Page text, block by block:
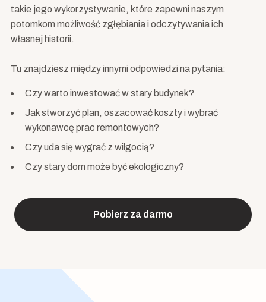
takie jego wykorzystywanie, które zapewni naszym
potomkom możliwość zgłębiania i odczytywania ich
własnej historii.
Tu znajdziesz między innymi odpowiedzi na pytania:
Czy warto inwestować w stary budynek?
Jak stworzyć plan, oszacować koszty i wybrać
wykonawcę prac remontowych?
Czy uda się wygrać z wilgocią?
Czy stary dom może być ekologiczny?
Pobierz za darmo